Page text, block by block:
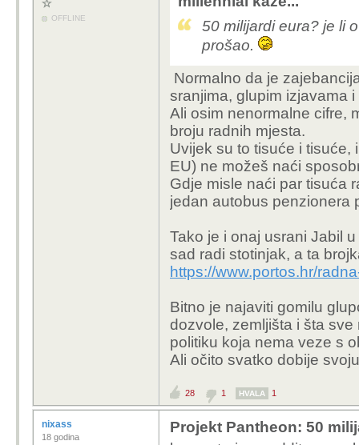
OFFLINE
50 milijardi eura? je li
prošao.
Normalno da je
sranjima, glupim izjavama
Ali osim nenormalne cifre,
broju radnih mjesta.
Uvijek su to tisuće i tisuće,
EU) ne možeš naći
Gdje misle naći par tisuća
jedan autobus penzionera
Tako je i onaj usrani Jabil
sad radi stotinjak, a ta
https://www.portos.hr/
Bitno je najaviti gomilu
dozvole, zemljišta i šta
politiku koja nema veze s
Ali očito svatko dobije
28 1 HVALA 1
nixass
18 godina
Projekt Pantheon: 50